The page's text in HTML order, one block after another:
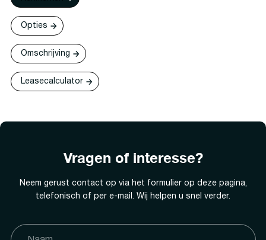
Opties
Omschrijving
Leasecalculator
Vragen of interesse?
Neem gerust contact op via het formulier op deze pagina,
telefonisch of per e-mail. Wij helpen u snel verder.